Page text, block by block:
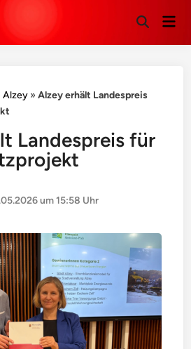
Suche
Alzey »Alzey erhält Landespreis
Landespreis für
um 15:58 Uhr